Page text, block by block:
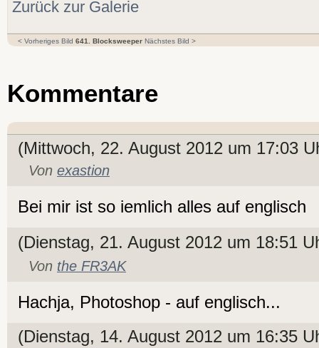
Zurück zur Galerie
< Vorheriges Bild 641. Blocksweeper Nächstes Bild >
Kommentare
(Mittwoch, 22. August 2012 um 17:03
Von exastion
Bei mir ist so iemlich alles auf englisch
(Dienstag, 21. August 2012 um 18:51
Von the FR3AK
Hachja, Photoshop - auf englisch...
(Dienstag, 14. August 2012 um 16:35